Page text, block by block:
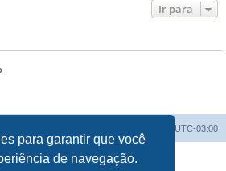
para garantir que você
de navegação.
Ir para
UTC-03:00
® Forum Software © phpBB Limited